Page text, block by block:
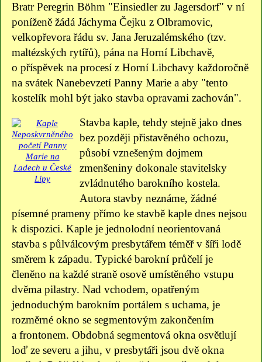
Bratr Peregrin Böhm "Einsiedler zu Jagersdorf" v ní
poníženě žádá Jáchyma Čejku z Olbramovic,
velkopřevora řádu sv. Jana Jeruzalémského (tzv.
maltézských rytířů), pána na Horní Libchavě,
o příspěvek na procesí z Horní Libchavy každoročně
na svátek Nanebevzetí Panny Marie a aby "tento
kostelík mohl být jako stavba opravami zachován".
Stavba kaple, tehdy stejně jako dnes
bez později přistavěného ochozu,
působí vznešeným dojmem
zmenšeniny dokonale stavitelsky
zvládnutého barokního kostela.
Autora stavby neznáme, žádné
písemné prameny přímo ke stavbě kaple dnes nejsou
k dispozici. Kaple je jednolodní neorientovaná
stavba s půlválcovým presbytářem téměř v šíři lodě
směrem k západu. Typické barokní průčelí je
členěno na každé straně osově umístěného vstupu
dvěma pilastry. Nad vchodem, opatřeným
jednoduchým barokním portálem s uchama, je
rozměrné okno se segmentovým zakončením
a frontonem. Obdobná segmentová okna osvětlují
loď ze severu a jihu, v presbytáři jsou dvě okna